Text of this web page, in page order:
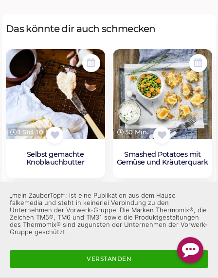
Das könnte dir auch schmecken
1 Std. 10 Min.
Selbst gemachte
Knoblauchbutter
50 Min.
Smashed Potatoes mit
Gemüse und Kräuterquark
„mein ZauberTopf”; ist eine Publikation aus dem Hause
falkemedia und steht in keinerlei Verbindung zu den
Unternehmen der Vorwerk-Gruppe. Die Marken Thermomix®, die
Zeichen TM5®, TM6 und TM31 sowie die Produktgestaltungen
des Thermomix® sind zugunsten der Unternehmen der Vorwerk-
Gruppe geschützt.
VERSTANDEN